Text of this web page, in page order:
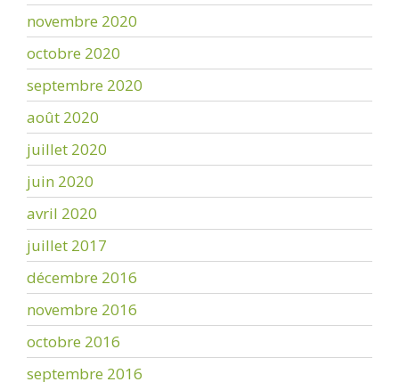
novembre 2020
octobre 2020
septembre 2020
août 2020
juillet 2020
juin 2020
avril 2020
juillet 2017
décembre 2016
novembre 2016
octobre 2016
septembre 2016